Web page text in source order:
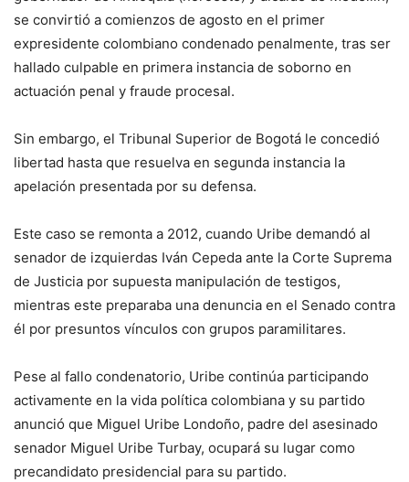
se convirtió a comienzos de agosto en el primer
expresidente colombiano condenado penalmente, tras ser
hallado culpable en primera instancia de soborno en
actuación penal y fraude procesal.
Sin embargo, el Tribunal Superior de Bogotá le concedió
libertad hasta que resuelva en segunda instancia la
apelación presentada por su defensa.
Este caso se remonta a 2012, cuando Uribe demandó al
senador de izquierdas Iván Cepeda ante la Corte Suprema
de Justicia por supuesta manipulación de testigos,
mientras este preparaba una denuncia en el Senado contra
él por presuntos vínculos con grupos paramilitares.
Pese al fallo condenatorio, Uribe continúa participando
activamente en la vida política colombiana y su partido
anunció que Miguel Uribe Londoño, padre del asesinado
senador Miguel Uribe Turbay, ocupará su lugar como
precandidato presidencial para su partido.